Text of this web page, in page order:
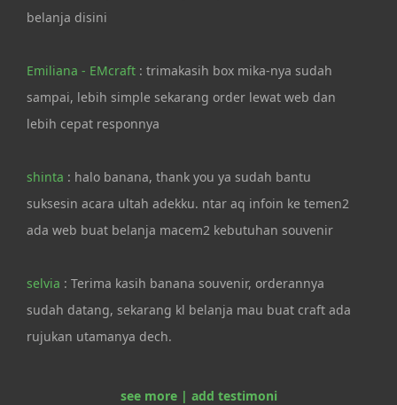
belanja disini
Emiliana - EMcraft : trimakasih box mika-nya sudah
sampai, lebih simple sekarang order lewat web dan
lebih cepat responnya
shinta : halo banana, thank you ya sudah bantu
suksesin acara ultah adekku. ntar aq infoin ke temen2
ada web buat belanja macem2 kebutuhan souvenir
selvia : Terima kasih banana souvenir, orderannya
sudah datang, sekarang kl belanja mau buat craft ada
rujukan utamanya dech.
see more | add testimoni